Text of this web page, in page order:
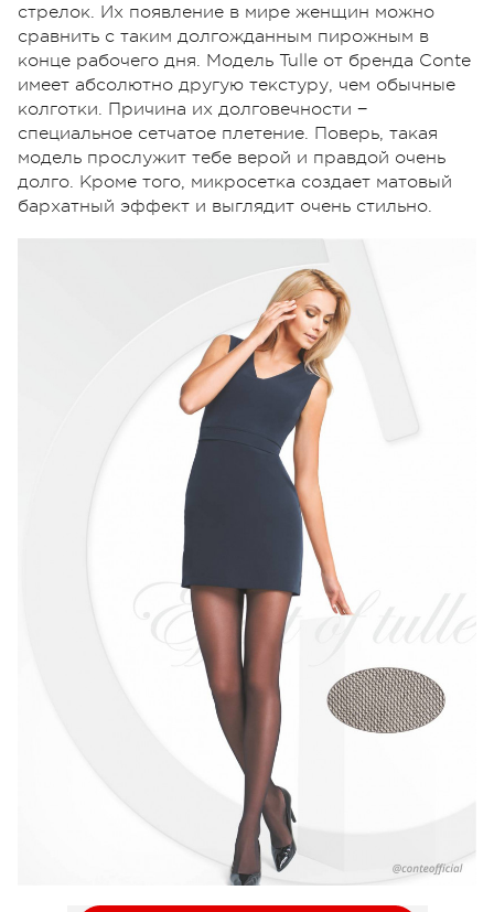
стрелок. Их появление в мире женщин можно
сравнить с таким долгожданным пирожным в
конце рабочего дня. Модель Tulle от бренда Conte
имеет абсолютно другую текстуру, чем обычные
колготки. Причина их долговечности −
специальное сетчатое плетение. Поверь, такая
модель прослужит тебе верой и правдой очень
долго. Кроме того, микросетка создает матовый
бархатный эффект и выглядит очень стильно.